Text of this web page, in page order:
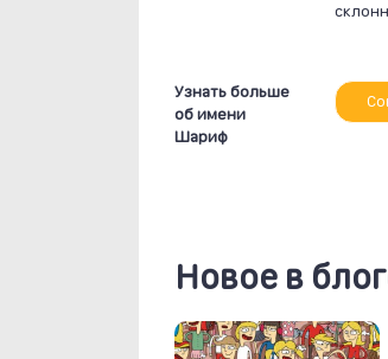
Узнать больше
об имени
Шариф
Новое в